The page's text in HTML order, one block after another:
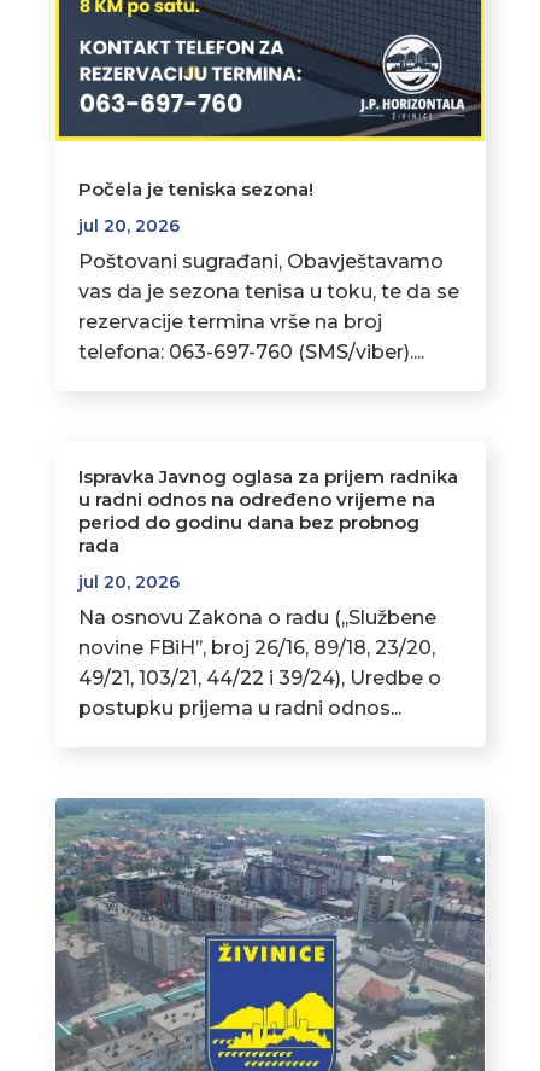
Počela je teniska sezona!
jul 20, 2026
Poštovani sugrađani, Obavještavamo
vas da je sezona tenisa u toku, te da se
rezervacije termina vrše na broj
telefona: 063-697-760 (SMS/viber)....
Ispravka Javnog oglasa za prijem radnika
u radni odnos na određeno vrijeme na
period do godinu dana bez probnog
rada
jul 20, 2026
Na osnovu Zakona o radu (,,Službene
novine FBiH’’, broj 26/16, 89/18, 23/20,
49/21, 103/21, 44/22 i 39/24), Uredbe o
postupku prijema u radni odnos...